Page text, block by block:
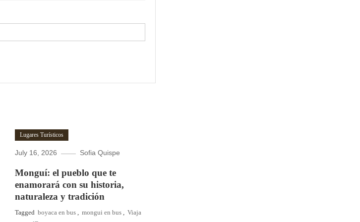
Lugares Turísticos
July 16, 2026 Sofia Quispe
Monguí: el pueblo que te
enamorará con su historia,
naturaleza y tradición
Tagged boyaca en bus , mongui en bus , Viaja